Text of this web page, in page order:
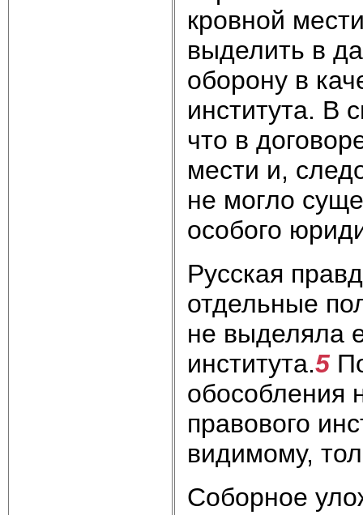
кровной
выделить в
оборону в
института. В
что в
мести и,
не могло
особого
Русская
отдельные
не выделяла
института.5
обособления
правового
видимому,
Соборное